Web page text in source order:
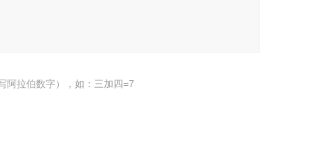
阿拉伯数字），如：三加四=7